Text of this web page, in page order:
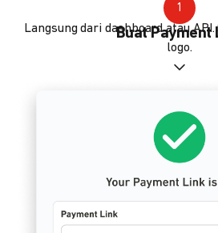
1
Buat Payment
Langsung dari dashboard atau
logo.